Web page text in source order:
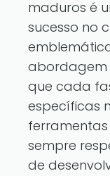
maduros é
sucesso no
abordagem
que cada
específicas
sempre
de